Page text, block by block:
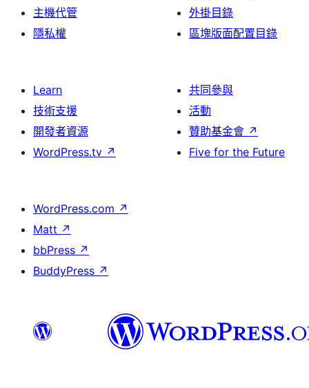
主機代管
隱私權
外掛目錄
區塊版面配置目錄
Learn
技術支援
開發者資源
WordPress.tv ↗
共同參與
活動
贊助基金會 ↗
Five for the Future
WordPress.com ↗
Matt ↗
bbPress ↗
BuddyPress ↗